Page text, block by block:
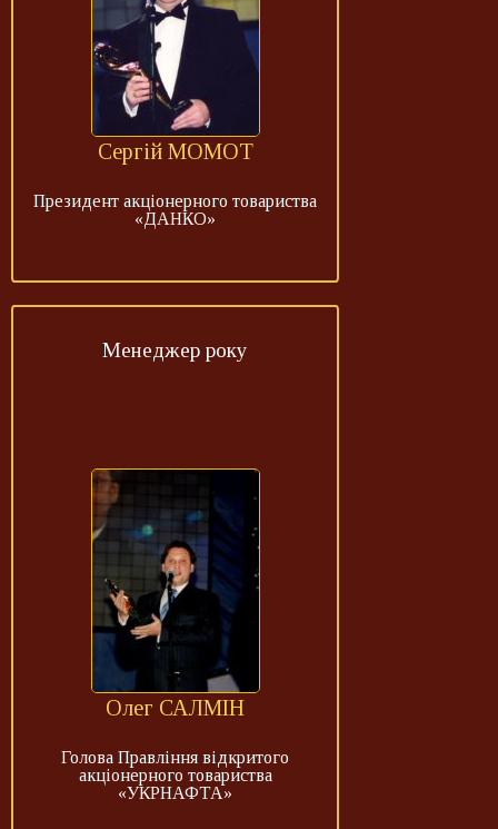
Сергій МОМОТ
Президент акціонерного товариства
«ДАНКО»
Менеджер року
Олег САЛМІН
Голова Правління відкритого
акціонерного товариства
«УКРНАФТА»